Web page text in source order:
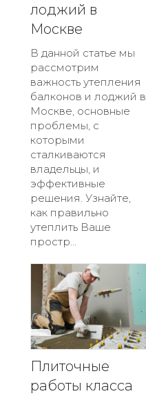
лоджий в
Москве
В данной статье мы
рассмотрим
важность утепления
балконов и лоджий в
Москве, основные
проблемы, с
которыми
сталкиваются
владельцы, и
эффективные
решения. Узнайте,
как правильно
утеплить Ваше
простр...
Плиточные
работы класса